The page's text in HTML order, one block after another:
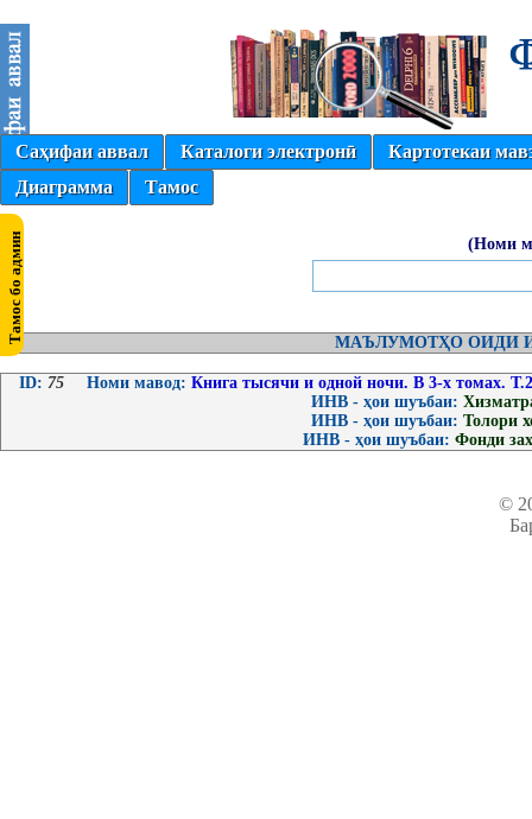
Саҳифаи аввал Каталоги электронӣ
Картотекаи
Диаграмма
Тамос
(Номи
МАЪЛУМОТҲО ОИДИ
ID: 75 Номи мавод: Книга тысячи и одной ночи. В 3-х томах.
ИНВ - ҳои шуъбаи:
ИНВ - ҳои шуъбаи: Толори
ИНВ - ҳои шуъбаи: Фонди
©